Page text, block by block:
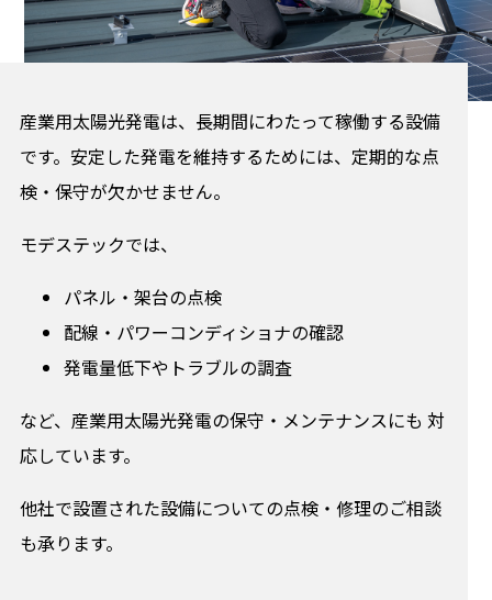
産業用太陽光発電は、長期間にわたって稼働する設備
です。安定した発電を維持するためには、定期的な点
検・保守が欠かせません。
モデステックでは、
パネル・架台の点検
配線・パワーコンディショナの確認
発電量低下やトラブルの調査
など、産業用太陽光発電の保守・メンテナンスにも 対
応しています。
他社で設置された設備についての点検・修理のご相談
も承ります。